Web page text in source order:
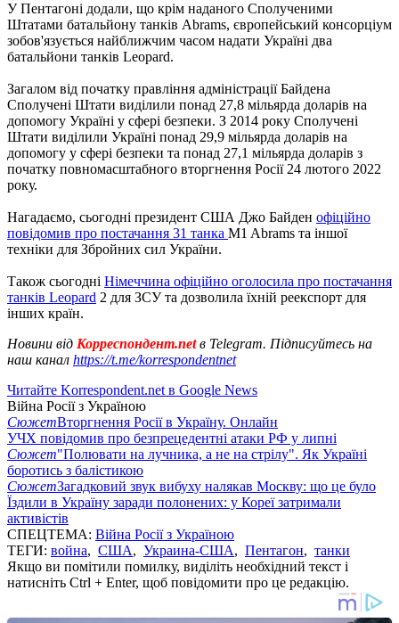
У Пентагоні додали, що крім наданого Сполученими
Штатами батальйону танків Abrams, європейський консорціум
зобов'язується найближчим часом надати Україні два
батальйони танків Leopard.
Загалом від початку правління адміністрації Байдена
Сполучені Штати виділили понад 27,8 мільярда доларів на
допомогу Україні у сфері безпеки. З 2014 року Сполучені
Штати виділили Україні понад 29,9 мільярда доларів на
допомогу у сфері безпеки та понад 27,1 мільярда доларів з
початку повномасштабного вторгнення Росії 24 лютого 2022
року.
Нагадаємо, сьогодні президент США Джо Байден офіційно
повідомив про постачання 31 танка M1 Abrams та іншої
техніки для Збройних сил України.
Також сьогодні Німеччина офіційно оголосила про постачання
танків Leopard 2 для ЗСУ та дозволила їхній реекспорт для
інших країн.
Новини від Корреспондент.netв Telegram. Підписуйтесь на
наш канал https://t.me/korrespondentnet
Читайте Korrespondent.net в Google News
Війна Росії з Україною
СюжетВторгнення Росії в Україну. Онлайн
УЧХ повідомив про безпрецедентні атаки РФ у липні
Сюжет"Полювати на лучника, а не на стрілу". Як Україні
боротись з балістикою
СюжетЗагадковий звук вибуху налякав Москву: що це було
Їздили в Україну заради полонених: у Кореї затримали
активістів
СПЕЦТЕМА: Війна Росії з Україною
ТЕГИ: война, США, Украина-США, Пентагон, танки
Якщо ви помітили помилку, виділіть необхідний текст і
натисніть Ctrl + Enter, щоб повідомити про це редакцію.